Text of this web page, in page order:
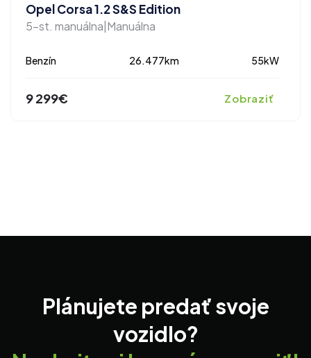
Opel Corsa 1.2 S&S Edition
5-st. manuálna|Manuálna
Benzín 26.477km 55kW
9 299€ Zobraziť
Plánujete predať svoje
vozidlo?